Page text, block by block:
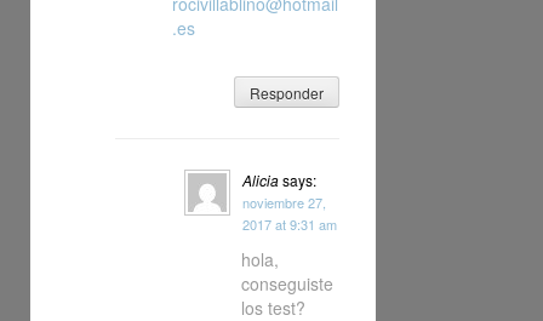
.es
Responder
Aliciasays:
noviembre 27,
2017 at 9:31 am
hola,
conseguiste
los test?